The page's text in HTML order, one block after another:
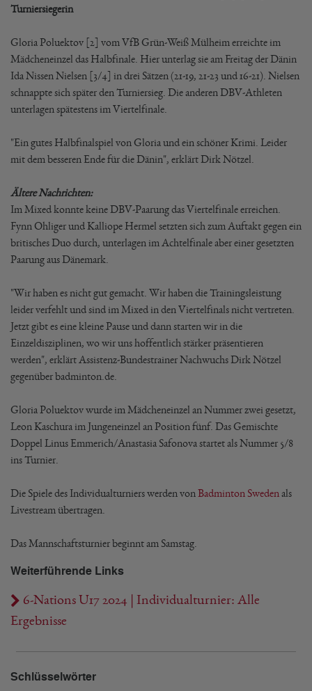
Turniersiegerin
Gloria Poluektov [2] vom VfB Grün-Weiß Mülheim erreichte im
Mädcheneinzel das Halbfinale. Hier unterlag sie am Freitag der Dänin
Ida Nissen Nielsen [3/4] in drei Sätzen (21-19, 21-23 und 16-21). Nielsen
schnappte sich später den Turniersieg. Die anderen DBV-Athleten
unterlagen spätestens im Viertelfinale.
"Ein gutes Halbfinalspiel von Gloria und ein schöner Krimi. Leider
mit dem besseren Ende für die Dänin", erklärt Dirk Nötzel.
Ältere Nachrichten:
Im Mixed konnte keine DBV-Paarung das Viertelfinale erreichen.
Fynn Ohliger und Kalliope Hermel setzten sich zum Auftakt gegen ein
britisches Duo durch, unterlagen im Achtelfinale aber einer gesetzten
Paarung aus Dänemark.
"Wir haben es nicht gut gemacht. Wir haben die Trainingsleistung
leider verfehlt und sind im Mixed in den Viertelfinals nicht vertreten.
Jetzt gibt es eine kleine Pause und dann starten wir in die
Einzeldisziplinen, wo wir uns hoffentlich stärker präsentieren
werden", erklärt Assistenz-Bundestrainer Nachwuchs Dirk Nötzel
gegenüber badminton.de.
Gloria Poluektov wurde im Mädcheneinzel an Nummer zwei gesetzt,
Leon Kaschura im Jungeneinzel an Position fünf. Das Gemischte
Doppel Linus Emmerich/Anastasia Safonova startet als Nummer 5/8
ins Turnier.
Die Spiele des Individualturniers werden von Badminton Sweden als
Livestream übertragen.
Das Mannschaftsturnier beginnt am Samstag.
Weiterführende Links
6-Nations U17 2024 | Individualturnier: Alle
Ergebnisse
Schlüsselwörter